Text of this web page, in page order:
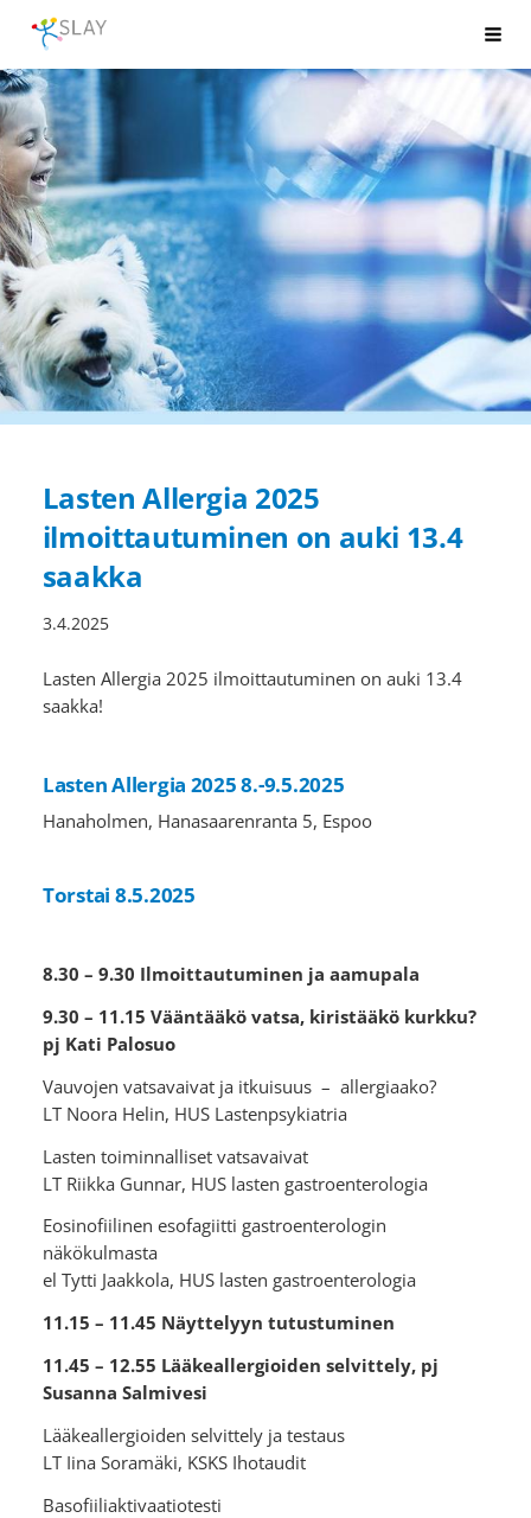
Siirry
sivun
sisältöön
SLAY
Lasten Allergia 2025
ilmoittautuminen on auki 13.4
saakka
3.4.2025
Lasten Allergia 2025 ilmoittautuminen on auki 13.4
saakka!
Lasten Allergia 2025 8.-9.5.2025
Hanaholmen, Hanasaarenranta 5, Espoo
Torstai 8.5.2025
8.30 – 9.30 Ilmoittautuminen ja aamupala
9.30 – 11.15 Vääntääkö vatsa, kiristääkö kurkku?
pj Kati Palosuo
Vauvojen vatsavaivat ja itkuisuus – allergiaako?
LT Noora Helin, HUS Lastenpsykiatria
Lasten toiminnalliset vatsavaivat
LT Riikka Gunnar, HUS lasten gastroenterologia
Eosinofiilinen esofagiitti gastroenterologin
näkökulmasta
el Tytti Jaakkola, HUS lasten gastroenterologia
11.15 – 11.45 Näyttelyyn tutustuminen
11.45 – 12.55 Lääkeallergioiden selvittely, pj
Susanna Salmivesi
Lääkeallergioiden selvittely ja testaus
LT Iina Soramäki, KSKS Ihotaudit
Basofiiliaktivaatiotesti